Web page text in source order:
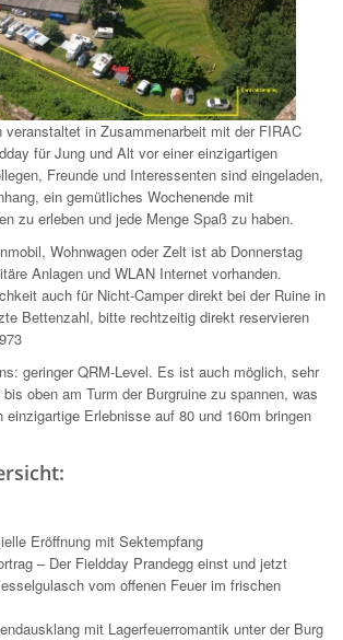
in Zusammenarbeit mit der FIRAC
für Jung und Alt vor einer einzigartigen
Freunde und Interessenten sind eingeladen,
ein gemütliches Wochenende mit
zu erleben und jede Menge Spaß zu haben.
Wohnwagen oder Zelt ist ab Donnerstag
Anlagen und WLAN Internet vorhanden.
auch für Nicht-Camper direkt bei der Ruine in
Bettenzahl, bitte rechtzeitig direkt reservieren
geringer QRM-Level. Es ist auch möglich, sehr
oben am Turm der Burgruine zu spannen, was
einzigartige Erlebnisse auf 80 und 160m bringen
Eröffnung mit Sektempfang
– Der Fieldday Prandegg einst und jetzt
vom offenen Feuer im frischen
mit Lagerfeuerromantik unter der Burg